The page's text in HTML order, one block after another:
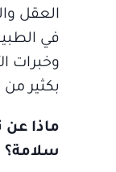
العقل
في
وخبرات
بكثير من
ماذا عن
سلامة؟